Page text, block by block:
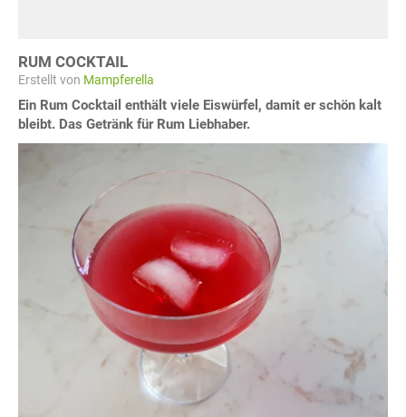
RUM COCKTAIL
Erstellt von Mampferella
Ein Rum Cocktail enthält viele Eiswürfel, damit er schön kalt
bleibt. Das Getränk für Rum Liebhaber.